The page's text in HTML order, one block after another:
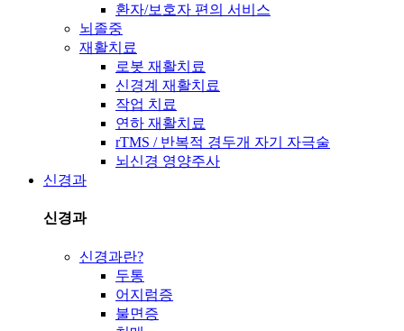
환자/보호자 편의 서비스
뇌졸중
재활치료
로봇 재활치료
신경계 재활치료
작업 치료
연하 재활치료
rTMS / 반복적 경두개 자기 자극술
뇌신경 영양주사
신경과
신경과
신경과란?
두통
어지럼증
불면증